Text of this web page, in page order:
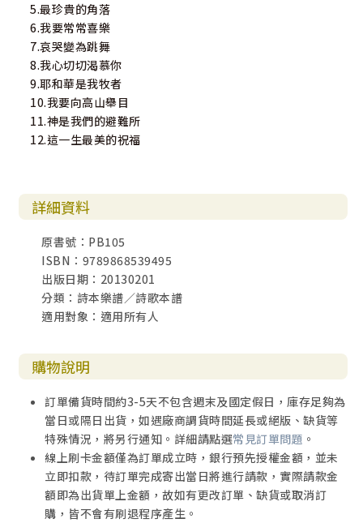
5.最珍貴的角落
6.我要常常喜樂
7.哀哭變為跳舞
8.我心切切渴慕你
9.耶和華是我牧者
10.我要向高山舉目
11.神是我們的避難所
12.這一生最美的祝福
詳細資料
原書號：PB105
ISBN：9789868539495
出版日期：20130201
分類：詩本樂譜／詩歌本譜
適用對象：適用所有人
購物說明
訂單備貨時間約3-5天不包含週末及國定假日，庫存足夠為
當日或隔日出貨，如遇廠商調貨時間延長或絕版、缺貨等
特殊情況，將另行通知。詳細請點選常見訂單問題 。
線上刷卡金額僅為訂單成立時，銀行預先授權金額，並未
立即扣款，待訂單完成寄出當日將進行請款，實際請款金
額即為出貨單上金額，故如有更改訂單、缺貨或取消訂
購，皆不會有刷退程序產生。